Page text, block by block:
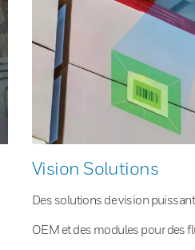
Vision Solutions
Des solutions de vision
OEM et des modules pour des